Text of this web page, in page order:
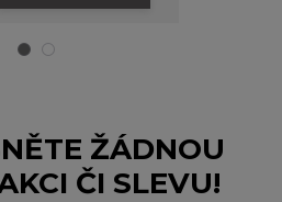
ŽÁDNOU
ČI SLEVU!